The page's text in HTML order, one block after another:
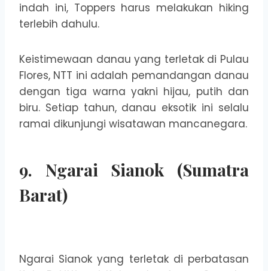
indah ini, Toppers harus melakukan hiking
terlebih dahulu.
Keistimewaan danau yang terletak di Pulau
Flores, NTT ini adalah pemandangan danau
dengan tiga warna yakni hijau, putih dan
biru. Setiap tahun, danau eksotik ini selalu
ramai dikunjungi wisatawan mancanegara.
9. Ngarai Sianok (Sumatra
Barat)
Ngarai Sianok yang terletak di perbatasan